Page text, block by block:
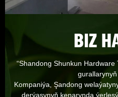
BIZ
“Shandong Shunkun Hardware
Kompaniýa, Şandong
derýasynyň kenarynda